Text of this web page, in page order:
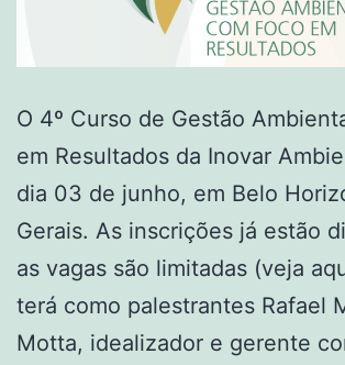
O 4º Curso de Gestão
em Resultados da Inovar
dia 03 de junho, em Belo
Gerais. As inscrições já estão
as vagas são limitadas (veja
terá como palestrantes Rafael
Motta, idealizador e gerente